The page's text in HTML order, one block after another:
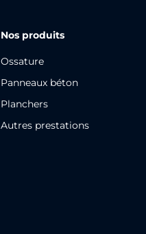
Nos produits
Ossature
Panneaux béton
Planchers
Autres prestations